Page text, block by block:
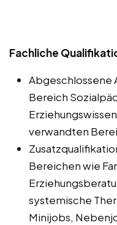
Fachliche
Abgeschlossene
Bereich
verwandten
Bereichen wie
systemische
Minijobs,